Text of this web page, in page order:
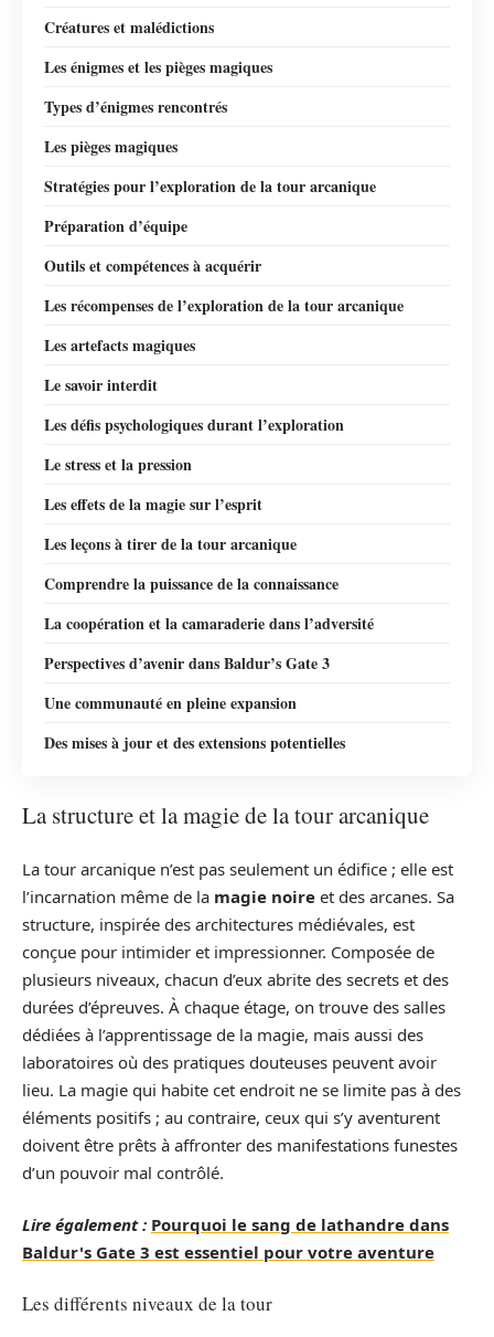
Créatures et malédictions
Les énigmes et les pièges magiques
Types d’énigmes rencontrés
Les pièges magiques
Stratégies pour l’exploration de la tour arcanique
Préparation d’équipe
Outils et compétences à acquérir
Les récompenses de l’exploration de la tour arcanique
Les artefacts magiques
Le savoir interdit
Les défis psychologiques durant l’exploration
Le stress et la pression
Les effets de la magie sur l’esprit
Les leçons à tirer de la tour arcanique
Comprendre la puissance de la connaissance
La coopération et la camaraderie dans l’adversité
Perspectives d’avenir dans Baldur’s Gate 3
Une communauté en pleine expansion
Des mises à jour et des extensions potentielles
La structure et la magie de la tour arcanique
La tour arcanique n’est pas seulement un édifice ; elle est
l’incarnation même de la magie noire et des arcanes. Sa
structure, inspirée des architectures médiévales, est
conçue pour intimider et impressionner. Composée de
plusieurs niveaux, chacun d’eux abrite des secrets et des
durées d’épreuves. À chaque étage, on trouve des salles
dédiées à l’apprentissage de la magie, mais aussi des
laboratoires où des pratiques douteuses peuvent avoir
lieu. La magie qui habite cet endroit ne se limite pas à des
éléments positifs ; au contraire, ceux qui s’y aventurent
doivent être prêts à affronter des manifestations funestes
d’un pouvoir mal contrôlé.
Lire également : Pourquoi le sang de lathandre dans
Baldur's Gate 3 est essentiel pour votre aventure
Les différents niveaux de la tour